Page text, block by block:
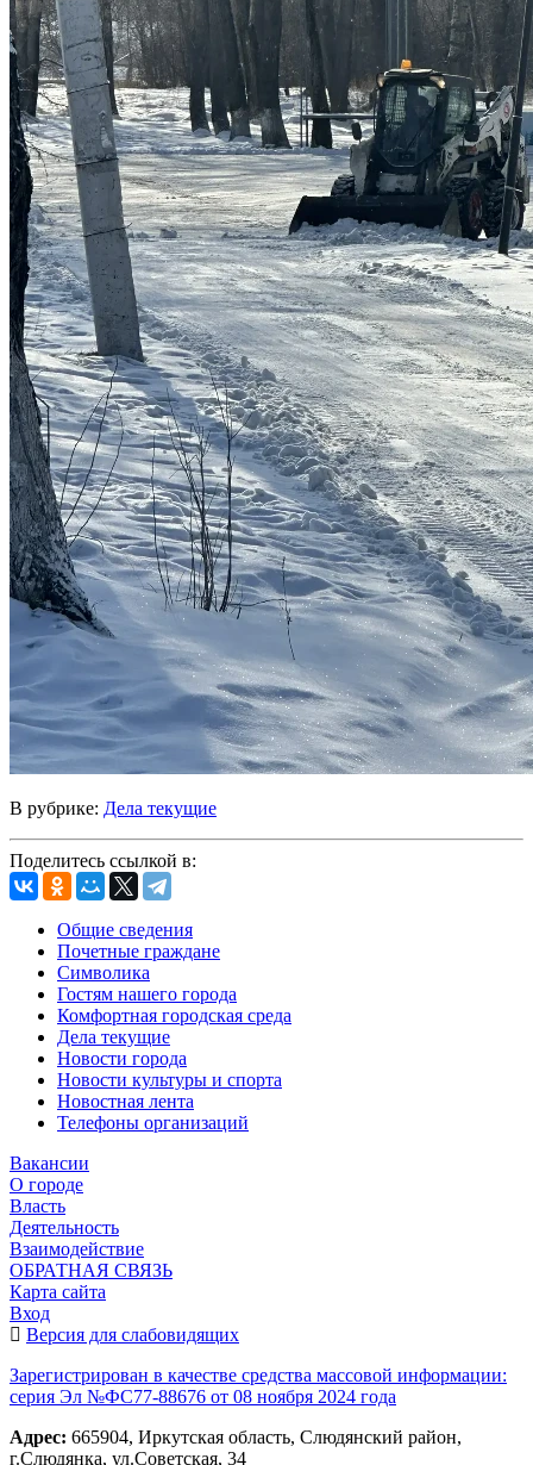
В рубрике: Дела текущие
Поделитесь ссылкой в:
Общие сведения
Почетные граждане
Символика
Гостям нашего города
Комфортная городская среда
Дела текущие
Новости города
Новости культуры и спорта
Новостная лента
Телефоны организаций
Вакансии
О городе
Власть
Деятельность
Взаимодействие
ОБРАТНАЯ СВЯЗЬ
Карта сайта
Вход
Версия для слабовидящих
Зарегистрирован в качестве средства массовой информации:
серия Эл №ФС77-88676 от 08 ноября 2024 года
Адрес: 665904, Иркутская область, Слюдянский район,
г.Слюдянка, ул.Советская, 34